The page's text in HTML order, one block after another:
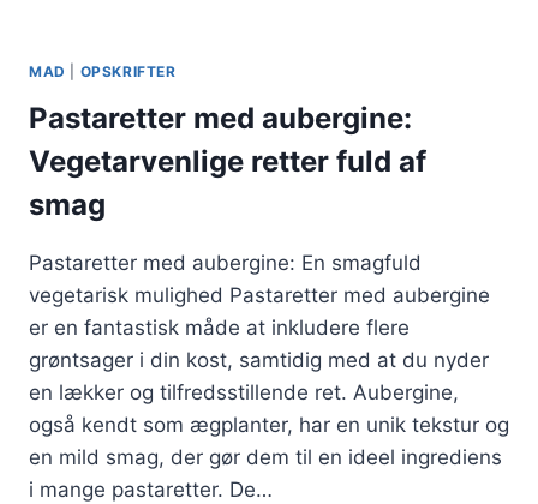
MAD OPSKRIFTER
Pastaretter med aubergine:
Vegetarvenlige retter fuld af
smag
Pastaretter med aubergine: En smagfuld
vegetarisk mulighed Pastaretter med aubergine
er en fantastisk måde at inkludere flere
grøntsager i din kost, samtidig med at du nyder
en lækker og tilfredsstillende ret. Aubergine,
også kendt som ægplanter, har en unik tekstur og
en mild smag, der gør dem til en ideel ingrediens
i mange pastaretter. De…